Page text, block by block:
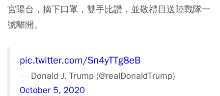
宮陽台，摘下口罩，雙手比讚，並敬禮目送陸戰隊一
號離開。
pic.twitter.com/Sn4yTTg8eB
— Donald J. Trump (@realDonaldTrump)
October 5, 2020